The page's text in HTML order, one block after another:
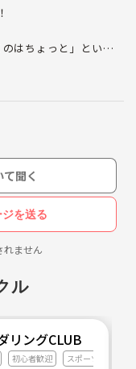
はちょっと」という方
聞く
を送る
ません
ル
リングCLUB
初心者歓迎 スポーツ